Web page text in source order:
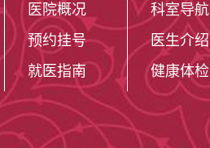
医院概况
预约挂号
就医指南
科室导航
医生介绍
健康体检